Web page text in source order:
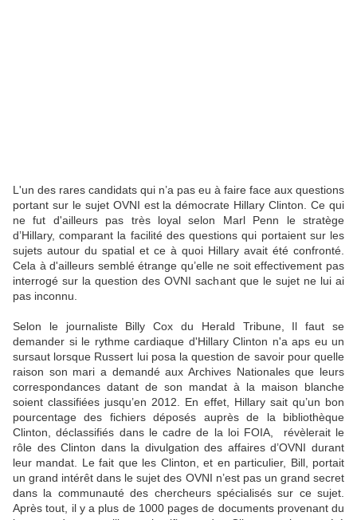
L'un des rares candidats qui n’a pas eu à faire face aux questions
portant sur le sujet OVNI est la démocrate Hillary Clinton. Ce qui
ne fut d'ailleurs pas très loyal selon Marl Penn le stratège
d’Hillary, comparant la facilité des questions qui portaient sur les
sujets autour du spatial et ce à quoi Hillary avait été confronté.
Cela à d'ailleurs semblé étrange qu’elle ne soit effectivement pas
interrogé sur la question des OVNI sachant que le sujet ne lui ai
pas inconnu.
Selon le journaliste Billy Cox du Herald Tribune, Il faut se
demander si le rythme cardiaque d'Hillary Clinton n'a aps eu un
sursaut lorsque Russert lui posa la question de savoir pour quelle
raison son mari a demandé aux Archives Nationales que leurs
correspondances datant de son mandat à la maison blanche
soient classifiées jusqu’en 2012. En effet, Hillary sait qu’un bon
pourcentage des fichiers déposés auprès de la bibliothèque
Clinton, déclassifiés dans le cadre de la loi FOIA, révèlerait le
rôle des Clinton dans la divulgation des affaires d’OVNI durant
leur mandat. Le fait que les Clinton, et en particulier, Bill, portait
un grand intérêt dans le sujet des OVNI n’est pas un grand secret
dans la communauté des chercheurs spécialisés sur ce sujet.
Après tout, il y a plus de 1000 pages de documents provenant du